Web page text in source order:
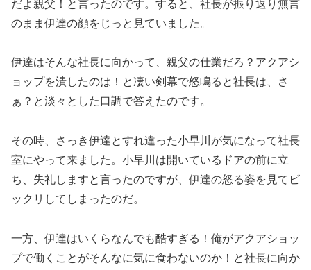
だよ親父！と言ったのです。すると、社長が振り返り無言
のまま伊達の顔をじっと見ていました。
伊達はそんな社長に向かって、親父の仕業だろ？アクアシ
ョップを潰したのは！と凄い剣幕で怒鳴ると社長は、さ
ぁ？と淡々とした口調で答えたのです。
その時、さっき伊達とすれ違った小早川が気になって社長
室にやって来ました。小早川は開いているドアの前に立
ち、失礼しますと言ったのですが、伊達の怒る姿を見てビ
ックリしてしまったのだ。
一方、伊達はいくらなんでも酷すぎる！俺がアクアショッ
プで働くことがそんなに気に食わないのか！と社長に向か